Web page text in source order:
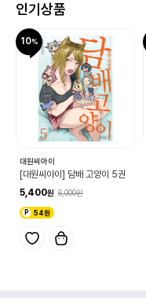
인기상품
10
대원씨아이
[대원씨아이] 담배 고양이 5권
5,400
6,000
54원